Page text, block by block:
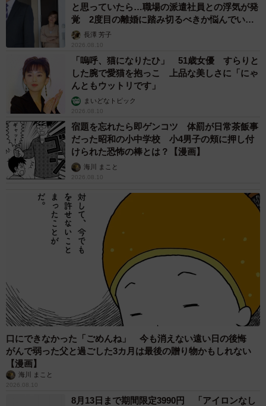
と思っていたら…職場の派遣社員との浮気が発
覚 2度目の離婚に踏み切るべきか悩んでいま
す【夫婦関係修復カウンセラーが解説】
長澤 芳子
2026.08.10
「嗚呼、猫になりたひ」 51歳女優 すらりと
した腕で愛猫を抱っこ 上品な美しさに「にゃ
んともウットリです」
まいどなトピック
2026.08.10
宿題を忘れたら即ゲンコツ 体罰が日常茶飯事
だった昭和の小中学校 小4男子の頬に押し付
けられた恐怖の棒とは？【漫画】
海川 まこと
2026.08.10
口にできなかった「ごめんね」 今も消えない遠い日の後悔
がんで弱った父と過ごした3カ月は最後の贈り物かもしれない
【漫画】
海川 まこと
2026.08.10
8月13日まで期間限定3990円 「アイロンなし